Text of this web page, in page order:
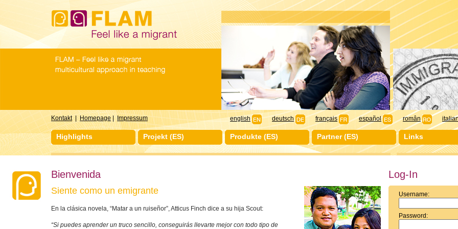
Kontakt| Homepage| Impressum english deutsch français español român
Highlights Projekt (ES) Produkte (ES) Partner (ES) Links
Bienvenida
Siente como un emigrante
En la clásica novela, “Matar a un ruiseñor”, Atticus Finch dice a su hija Scout:
“Si puedes aprender un truco sencillo, conseguirás llevarte mejor con todo tipo de
Log-In
Username:
Password: